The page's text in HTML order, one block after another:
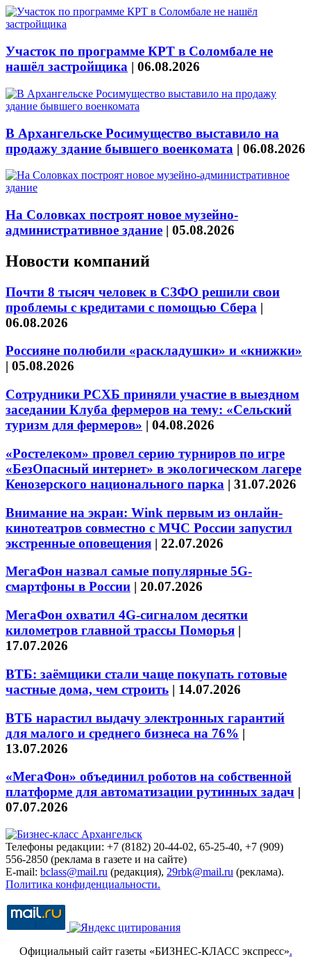
Участок по программе КРТ в Соломбале не
нашёл застройщика | 06.08.2026
В Архангельске Росимущество выставило на
продажу здание бывшего военкомата | 06.08.2026
На Соловках построят новое музейно-
административное здание | 05.08.2026
Новости компаний
Почти 8 тысяч человек в СЗФО решили свои
проблемы с кредитами с помощью Сбера |
06.08.2026
Россияне полюбили «раскладушки» и «книжки»
| 05.08.2026
Сотрудники РСХБ приняли участие в выездном
заседании Клуба фермеров на тему: «Сельский
туризм для фермеров» | 04.08.2026
«Ростелеком» провел серию турниров по игре
«БезОпасный интернет» в экологическом лагере
Кенозерского национального парка | 31.07.2026
Внимание на экран: Wink первым из онлайн-
кинотеатров совместно с МЧС России запустил
экстренные оповещения | 22.07.2026
МегаФон назвал самые популярные 5G-
смартфоны в России | 20.07.2026
МегаФон охватил 4G-сигналом десятки
километров главной трассы Поморья |
17.07.2026
ВТБ: заёмщики стали чаще покупать готовые
частные дома, чем строить | 14.07.2026
ВТБ нарастил выдачу электронных гарантий
для малого и среднего бизнеса на 76% |
13.07.2026
«МегаФон» объединил роботов на собственной
платформе для автоматизации рутинных задач |
07.07.2026
Телефоны редакции: +7 (8182) 20-44-02, 65-25-40, +7 (909)
556-2850 (реклама в газете и на сайте)
E-mail: bclass@mail.ru (редакция), 29rbk@mail.ru (реклама).
Политика конфиденциальности.
Официальный сайт газеты «БИЗНЕС-КЛАСС экспресс».